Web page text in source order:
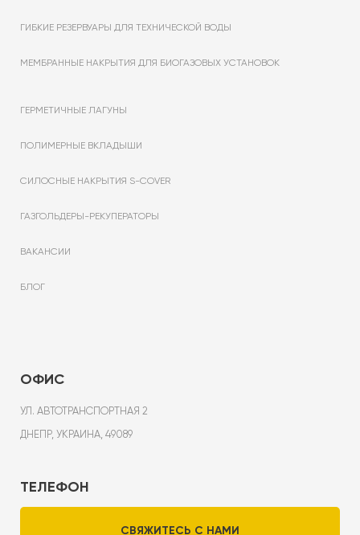
ГИБКИЕ РЕЗЕРВУАРЫ ДЛЯ ТЕХНИЧЕСКОЙ ВОДЫ
МЕМБРАННЫЕ НАКРЫТИЯ ДЛЯ БИОГАЗОВЫХ УСТАНОВОК
ГЕРМЕТИЧНЫЕ ЛАГУНЫ
ПОЛИМЕРНЫЕ ВКЛАДЫШИ
СИЛОСНЫЕ НАКРЫТИЯ S-COVER
ГАЗГОЛЬДЕРЫ-РЕКУПЕРАТОРЫ
ВАКАНСИИ
БЛОГ
ОФИС
УЛ. АВТОТРАНСПОРТНАЯ 2
ДНЕПР, УКРАИНА, 49089
ТЕЛЕФОН
СВЯЖИТЕСЬ С НАМИ